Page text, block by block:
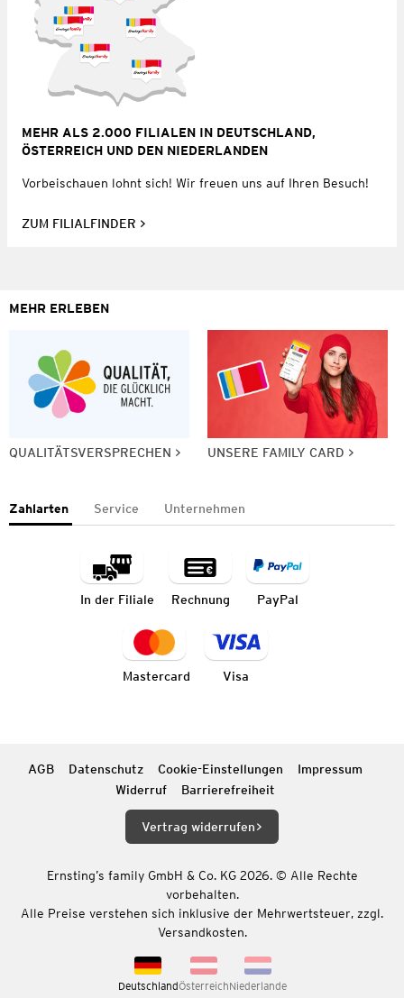
MEHR ALS 2.000 FILIALEN IN DEUTSCHLAND,
ÖSTERREICH UND DEN NIEDERLANDEN
Vorbeischauen lohnt sich! Wir freuen uns auf Ihren Besuch!
ZUM FILIALFINDER
MEHR ERLEBEN
QUALITÄTSVERSPRECHEN UNSERE FAMILY CARD
Zahlarten Service Unternehmen
In der Filiale Rechnung PayPal
Mastercard Visa
AGB Datenschutz Cookie-Einstellungen
Impressum
Widerruf
Barrierefreiheit
Vertrag widerrufen
Ernsting’s family GmbH & Co. KG 2026. © Alle Rechte
vorbehalten.
Alle Preise verstehen sich inklusive der Mehrwertsteuer, zzgl.
Versandkosten.
DeutschlandÖsterreichNiederlande